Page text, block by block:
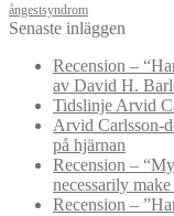
ångestsyndrom
Senaste inläggen
Recension –
av David H.
Tidslinje Arvid
Arvid Carlsson-
på hjärnan
Recension –
necessarily
Recension –